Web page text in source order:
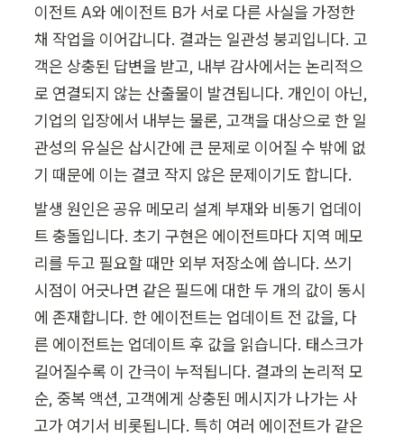
이전트 A와 에이전트 B가 서로 다른 사실을 가정한
채 작업을 이어갑니다. 결과는 일관성 붕괴입니다. 고
객은 상충된 답변을 받고, 내부 감사에서는 논리적으
로 연결되지 않는 산출물이 발견됩니다. 개인이 아닌,
기업의 입장에서 내부는 물론, 고객을 대상으로 한 일
관성의 유실은 삽시간에 큰 문제로 이어질 수 밖에 없
기 때문에 이는 결코 작지 않은 문제이기도 합니다.
발생 원인은 공유 메모리 설계 부재와 비동기 업데이
트 충돌입니다. 초기 구현은 에이전트마다 지역 메모
리를 두고 필요할 때만 외부 저장소에 씁니다. 쓰기
시점이 어긋나면 같은 필드에 대한 두 개의 값이 동시
에 존재합니다. 한 에이전트는 업데이트 전 값을, 다
른 에이전트는 업데이트 후 값을 읽습니다. 태스크가
길어질수록 이 간극이 누적됩니다. 결과의 논리적 모
순, 중복 액션, 고객에게 상충된 메시지가 나가는 사
고가 여기서 비롯됩니다. 특히 여러 에이전트가 같은